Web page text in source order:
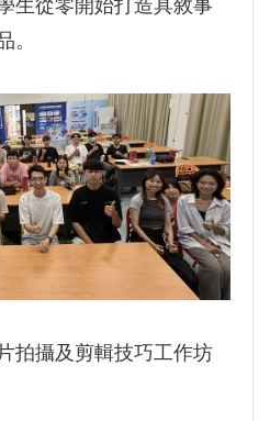
生從零開始打造具敘事
。
拍攝及剪輯技巧工作坊